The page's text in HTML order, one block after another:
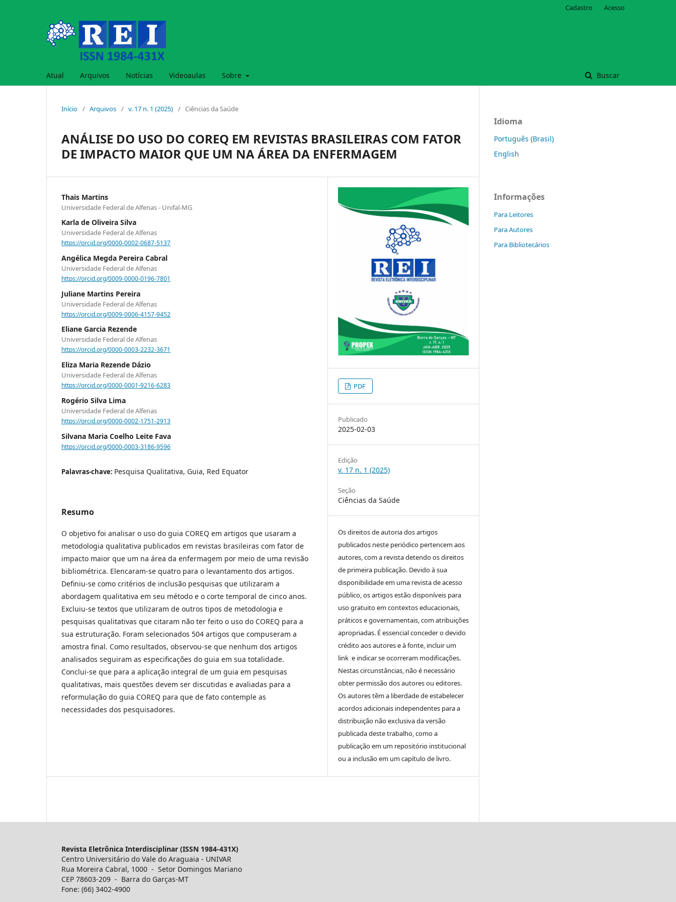
Atual Arquivos Notícias Videoaulas Sobre Buscar
Cadastro Acesso
Início / Arquivos / v. 17 n. 1 (2025) / Ciências da Saúde
ANÁLISE DO USO DO COREQ EM REVISTAS BRASILEIRAS COM FATOR
DE IMPACTO MAIOR QUE UM NA ÁREA DA ENFERMAGEM
Thais Martins
Universidade Federal de Alfenas - Unifal-MG
Karla de Oliveira Silva
Universidade Federal de Alfenas
https://orcid.org/0000-0002-0687-5137
Angélica Megda Pereira Cabral
Universidade Federal de Alfenas
https://orcid.org/0009-0000-0196-7801
Juliane Martins Pereira
Universidade Federal de Alfenas
https://orcid.org/0009-0006-4157-9452
Eliane Garcia Rezende
Universidade Federal de Alfenas
https://orcid.org/0000-0003-2232-3671
Eliza Maria Rezende Dázio
Universidade Federal de Alfenas
https://orcid.org/0000-0001-9216-6283
Rogério Silva Lima
Universidade Federal de Alfenas
https://orcid.org/0000-0002-1751-2913
Silvana Maria Coelho Leite Fava
https://orcid.org/0000-0003-3186-9596
Palavras-chave: Pesquisa Qualitativa, Guia, Red Equator
Resumo
O objetivo foi analisar o uso do guia COREQ em artigos que usaram a
metodologia qualitativa publicados em revistas brasileiras com fator de
impacto maior que um na área da enfermagem por meio de uma revisão
bibliométrica. Elencaram-se quatro para o levantamento dos artigos.
Definiu-se como critérios de inclusão pesquisas que utilizaram a
abordagem qualitativa em seu método e o corte temporal de cinco anos.
Excluiu-se textos que utilizaram de outros tipos de metodologia e
pesquisas qualitativas que citaram não ter feito o uso do COREQ para a
sua estruturação. Foram selecionados 504 artigos que compuseram a
amostra final. Como resultados, observou-se que nenhum dos artigos
analisados seguiram as especificações do guia em sua totalidade.
Conclui-se que para a aplicação integral de um guia em pesquisas
qualitativas, mais questões devem ser discutidas e avaliadas para a
reformulação do guia COREQ para que de fato contemple as
necessidades dos pesquisadores.
PDF
Publicado
2025-02-03
Edição
v. 17 n. 1 (2025)
Seção
Ciências da Saúde
Os direitos de autoria dos artigos
publicados neste periódico pertencem aos
autores, com a revista detendo os direitos
de primeira publicação. Devido à sua
disponibilidade em uma revista de acesso
público, os artigos estão disponíveis para
uso gratuito em contextos educacionais,
práticos e governamentais, com atribuições
apropriadas. É essencial conceder o devido
crédito aos autores e à fonte, incluir um
link e indicar se ocorreram modificações.
Nestas circunstâncias, não é necessário
obter permissão dos autores ou editores.
Os autores têm a liberdade de estabelecer
acordos adicionais independentes para a
distribuição não exclusiva da versão
publicada deste trabalho, como a
publicação em um repositório institucional
ou a inclusão em um capítulo de livro.
Idioma
Português (Brasil)
English
Informações
Para Leitores
Para Autores
Para Bibliotecários
Revista Eletrônica Interdisciplinar (ISSN 1984-431X)
Centro Universitário do Vale do Araguaia - UNIVAR
Rua Moreira Cabral, 1000 - Setor Domingos Mariano
CEP 78603-209 - Barra do Garças-MT
Fone: (66) 3402-4900